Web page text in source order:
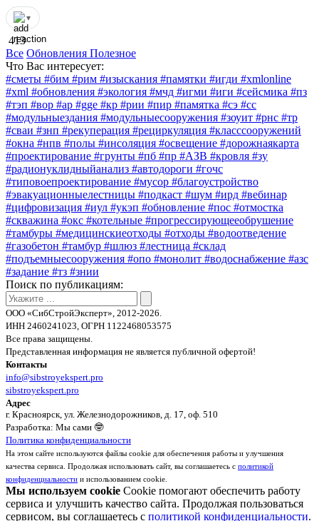
▾
413
Все Обновления Полезное
Что Вас интересует:
#сметы #бим #рим #изыскания #памятки #игди #xmlonline
#xml #обновления #экология #мчд #игми #иги #сейсмика #пз
#тэп #вор #ар #gge #кр #рии #пир #памятка #сэ #сс
#модульныездания #модульныесооружения #зоуит #рнс #тр
#сваи #знп #рекуперация #рециркуляция #класссооружений
#окна #нпв #полы #инсоляция #освещение #дорожнаякарта
#проектирование #грунты #пб #пр #АЗВ #кровля #зу
#радионуклидныйанализ #автодороги #гочс
#типовоепроектирование #мусор #благоустройство
#эвакуационныелестницы #подкаст #шум #ирд #вебинар
#цифровизация #иул #укэп #обновление #пос #отмостка
#скважина #окс #котельные #прогрессирующееобрушение
#тамбуры #медицинскиеотходы #отходы #водоотведение
#газобетон #тамбур #шлюз #лестница #cклад
#подъемныесооружения #опо #монолит #водоснабжение #азс
#задание #тз #знии
Поиск по публикациям:
ООО «СибСтройЭксперт», 2012-2026.
ИНН 2460241023, ОГРН 1122468053575
Все права защищены.
Представленная информация не является публичной офертой!
Контакты
info@sibstroyekspert.pro
sibstroyekspert.pro
Адрес
г. Красноярск, ул. Железнодорожников, д. 17, оф. 510
Разработка: Мы сами 🤓
Политика конфиденциальности
На этом сайте используются файлы cookie для обеспечения работы и улучшения
качества сервиса. Продолжая использовать сайт, вы соглашаетесь с политикой
конфиденциальности и использованием cookie.
Мы используем cookie Cookie помогают обеспечить работу
сервиса и улучшить качество сайта. Продолжая пользоваться
сервисом, вы соглашаетесь с политикой конфиденциальности.